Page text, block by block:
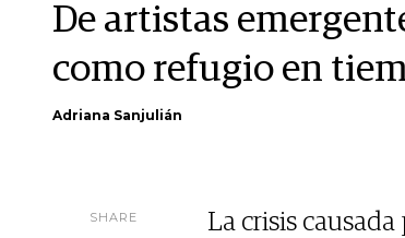
De artistas
como refugio en
Adriana Sanjulián
SHARE
La crisis